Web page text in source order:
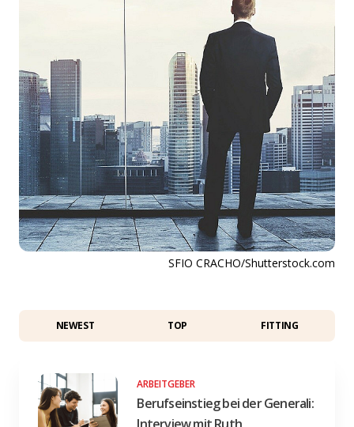
SFIO CRACHO/Shutterstock.com
NEWEST TOP FITTING
ARBEITGEBER
Berufseinstieg bei der Generali: